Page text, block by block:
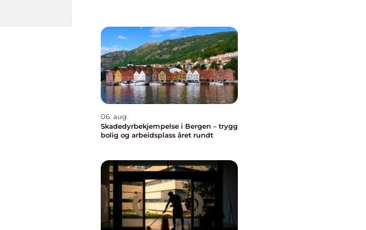
06. aug
Skadedyrbekjempelse i Bergen – trygg
bolig og arbeidsplass året rundt